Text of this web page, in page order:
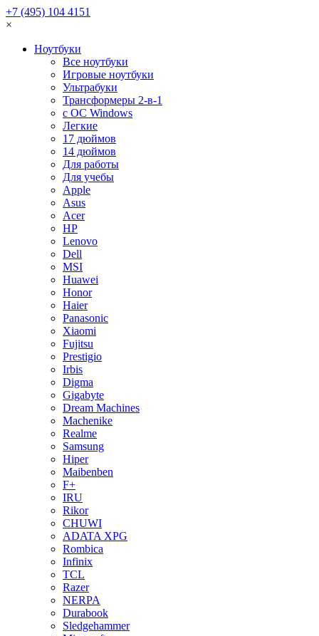
+7 (495) 104 4151
×
Ноутбуки
Все ноутбуки
Игровые ноутбуки
Ультрабуки
Трансформеры 2-в-1
с ОС Windows
Легкие
17 дюймов
14 дюймов
Для работы
Для учебы
Apple
Asus
Acer
HP
Lenovo
Dell
MSI
Huawei
Honor
Haier
Panasonic
Xiaomi
Fujitsu
Prestigio
Irbis
Digma
Gigabyte
Dream Machines
Machenike
Realme
Samsung
Hiper
Maibenben
F+
IRU
Rikor
CHUWI
ADATA XPG
Rombica
Infinix
TCL
Razer
NERPA
Durabook
Sledgehammer